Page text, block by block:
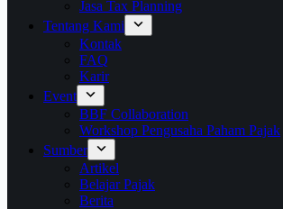
Jasa Tax Planning
Tentang Kami
Kontak
FAQ
Karir
Event
BBF Collaboration
Workshop Pengusaha Paham Pajak
Sumber
Artikel
Belajar Pajak
Berita